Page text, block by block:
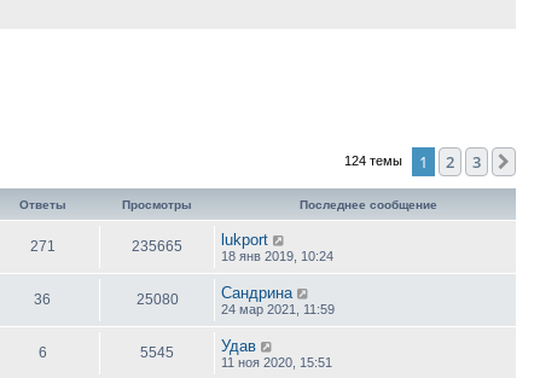
124 темы 1 2 3
Ответы Просмотры Последнее сообщение
271 235665 lukport
18 янв 2019, 10:24
36 25080 Сандрина
24 мар 2021, 11:59
6 5545 Удав
11 ноя 2020, 15:51